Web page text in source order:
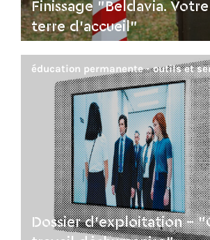
Finissage "Beldavia.
terre d'accueil"
éducation permanente - outils et
Dossier d’exploitation –